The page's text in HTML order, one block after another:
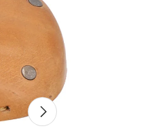
Nächste